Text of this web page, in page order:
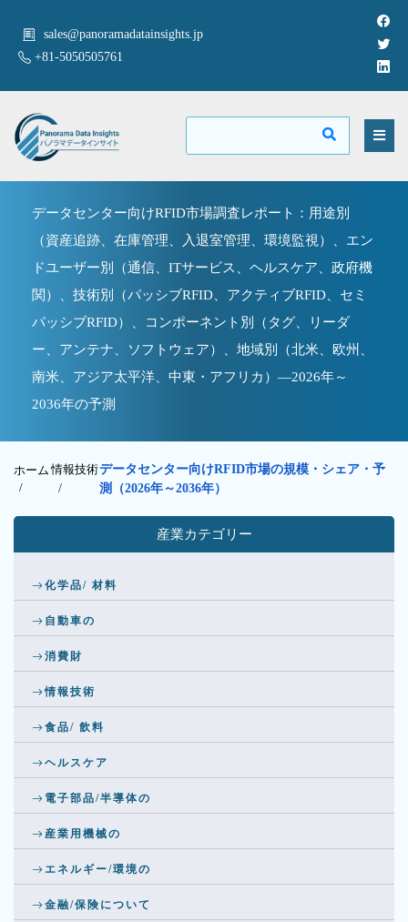
sales@panoramadatainsights.jp
+81-5050505761
データセンター向けRFID市場調査レポート：用途別
（資産追跡、在庫管理、入退室管理、環境監視）、エン
ドユーザー別（通信、ITサービス、ヘルスケア、政府機
関）、技術別（パッシブRFID、アクティブRFID、セミ
パッシブRFID）、コンポーネント別（タグ、リーダ
ー、アンテナ、ソフトウェア）、地域別（北米、欧州、
南米、アジア太平洋、中東・アフリカ）―2026年～
2036年の予測
ホーム
/
情報技術
/
データセンター向けRFID市場の規模・シェア・予
測（2026年～2036年）
産業カテゴリー
化学品/ 材料
自動車の
消費財
情報技術
食品/ 飲料
ヘルスケア
電子部品/半導体の
産業用機械の
エネルギー/環境の
金融/保険について